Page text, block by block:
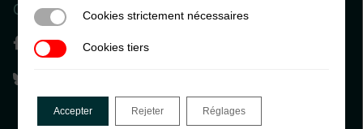
Connectez-vous avec nous
Facebook
Cookies strictement nécessaires
Cookies strictement nécessaires
Cookies tiersCookies tiers
Accepter Rejeter Réglages